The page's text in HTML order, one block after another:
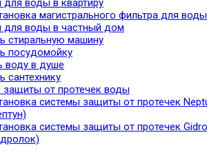
воды в квартиру
магистрального фильтра для воды
для воды в частный дом
стиральную машину
посудомойку
воду в душе
сантехнику
от протечек воды
системы защиты от протечек
системы защиты от протечек